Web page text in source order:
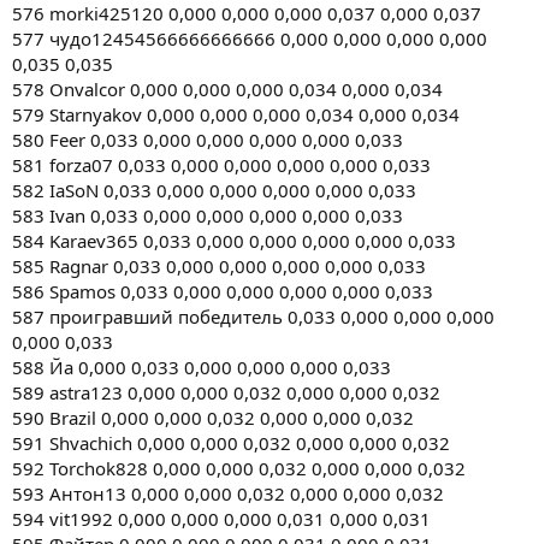
576 morki425120 0,000 0,000 0,000 0,037 0,000 0,037
577 чудо12454566666666666 0,000 0,000 0,000 0,000
0,035 0,035
578 Onvalcor 0,000 0,000 0,000 0,034 0,000 0,034
579 Starnyakov 0,000 0,000 0,000 0,034 0,000 0,034
580 Feer 0,033 0,000 0,000 0,000 0,000 0,033
581 forza07 0,033 0,000 0,000 0,000 0,000 0,033
582 IaSoN 0,033 0,000 0,000 0,000 0,000 0,033
583 Ivan 0,033 0,000 0,000 0,000 0,000 0,033
584 Karaev365 0,033 0,000 0,000 0,000 0,000 0,033
585 Ragnar 0,033 0,000 0,000 0,000 0,000 0,033
586 Spamos 0,033 0,000 0,000 0,000 0,000 0,033
587 проигравший победитель 0,033 0,000 0,000 0,000
0,000 0,033
588 Йа 0,000 0,033 0,000 0,000 0,000 0,033
589 astra123 0,000 0,000 0,032 0,000 0,000 0,032
590 Brazil 0,000 0,000 0,032 0,000 0,000 0,032
591 Shvachich 0,000 0,000 0,032 0,000 0,000 0,032
592 Torchok828 0,000 0,000 0,032 0,000 0,000 0,032
593 Антон13 0,000 0,000 0,032 0,000 0,000 0,032
594 vit1992 0,000 0,000 0,000 0,031 0,000 0,031